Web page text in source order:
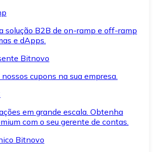
solução B2B de on-ramp e off-ramp
e dApps.
Bitnovo
cupons na sua empresa.
em grande escala. Obtenha
com o seu gerente de contas.
Bitnovo